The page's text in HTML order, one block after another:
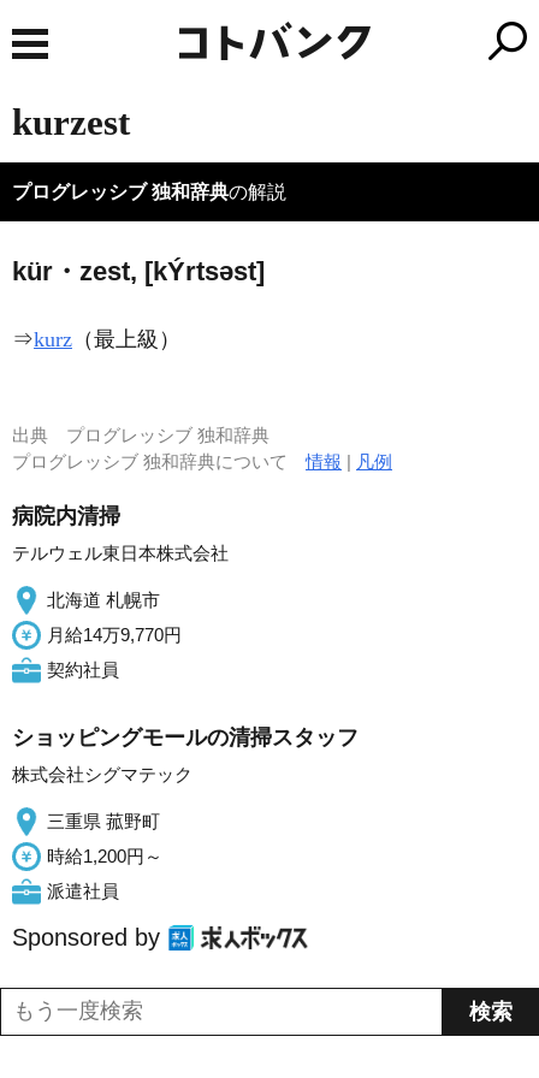
kurzest
プログレッシブ 独和辞典の解説
kür・zest, [kÝrtsəst]
⇒kurz （最上級）
出典 プログレッシブ 独和辞典
プログレッシブ 独和辞典について情報 | 凡例
病院内清掃
テルウェル東日本株式会社
北海道 札幌市
月給14万9,770円
契約社員
ショッピングモールの清掃スタッフ
株式会社シグマテック
三重県 菰野町
時給1,200円～
派遣社員
Sponsored by